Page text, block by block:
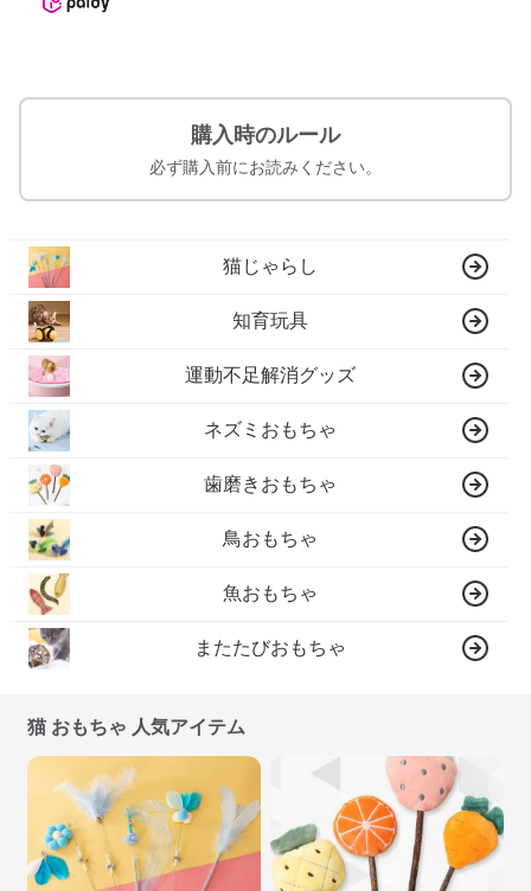
購入時のルール
必ず購入前にお読みください。
猫じゃらし
知育玩具
運動不足解消グッズ
ネズミおもちゃ
歯磨きおもちゃ
鳥おもちゃ
魚おもちゃ
またたびおもちゃ
猫 おもちゃ 人気アイテム